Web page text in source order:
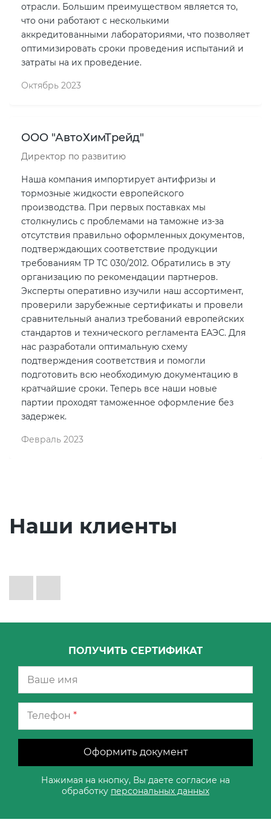
отрасли. Большим преимуществом является то,
что они работают с несколькими
аккредитованными лабораториями, что позволяет
оптимизировать сроки проведения испытаний и
затраты на их проведение.
Октябрь 2023
ООО "АвтоХимТрейд"
Директор по развитию
Наша компания импортирует антифризы и
тормозные жидкости европейского
производства. При первых поставках мы
столкнулись с проблемами на таможне из-за
отсутствия правильно оформленных документов,
подтверждающих соответствие продукции
требованиям ТР ТС 030/2012. Обратились в эту
организацию по рекомендации партнеров.
Эксперты оперативно изучили наш ассортимент,
проверили зарубежные сертификаты и провели
сравнительный анализ требований европейских
стандартов и технического регламента ЕАЭС. Для
нас разработали оптимальную схему
подтверждения соответствия и помогли
подготовить всю необходимую документацию в
кратчайшие сроки. Теперь все наши новые
партии проходят таможенное оформление без
задержек.
Февраль 2023
Наши клиенты
ПОЛУЧИТЬ СЕРТИФИКАТ
Телефон *
Оформить документ
Нажимая на кнопку, Вы даете согласие на
обработку персональных данных